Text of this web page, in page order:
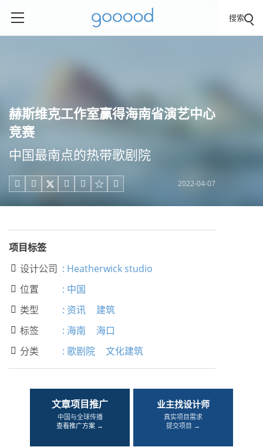
搜索
赫斯维克工作室赢得海南省演艺中心
竞赛
中国最南点的热带歌剧院
     2022-04-07
项目标签
 设计公司 : Heatherwick studio
 位置 : 中国
 类型 : 资讯 建筑
 标签 : 海南 海口
 分类 : 歌剧院 文化建筑
文章项目推广
中国与全球传播
查看推广方案 →
业主找设计师
真实项目需求
提交项目 →